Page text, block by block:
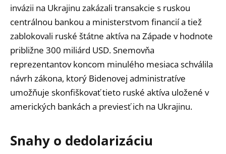
invázii na Ukrajinu zakázali transakcie s ruskou
centrálnou bankou a ministerstvom financií a tiež
zablokovali ruské štátne aktíva na Západe v hodnote
približne 300 miliárd USD. Snemovňa
reprezentantov koncom minulého mesiaca schválila
návrh zákona, ktorý Bidenovej administratíve
umožňuje skonfiškovať tieto ruské aktíva uložené v
amerických bankách a previesť ich na Ukrajinu.
Snahy o dedolarizáciu